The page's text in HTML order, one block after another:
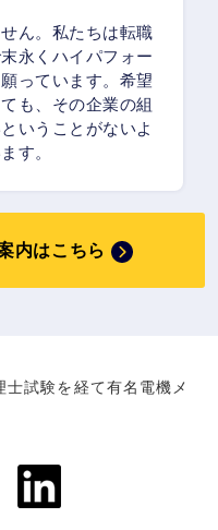
ん。私たちは転職
永くハイパフォー
っています。希望
も、その企業の組
いうことがないよ
す。
内はこちら
試験を経て有名電機メ